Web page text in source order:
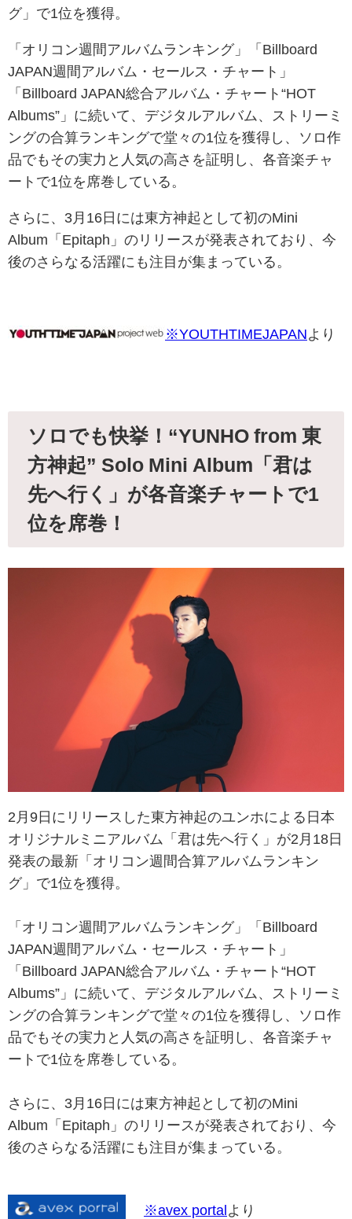
グ」で1位を獲得。
「オリコン週間アルバムランキング」「Billboard
JAPAN週間アルバム・セールス・チャート」
「Billboard JAPAN総合アルバム・チャート“HOT
Albums”」に続いて、デジタルアルバム、ストリーミ
ングの合算ランキングで堂々の1位を獲得し、ソロ作
品でもその実力と人気の高さを証明し、各音楽チャ
ートで1位を席巻している。
さらに、3月16日には東方神起として初のMini
Album「Epitaph」のリリースが発表されており、今
後のさらなる活躍にも注目が集まっている。
※YOUTHTIMEJAPAN より
ソロでも快挙！“YUNHO from 東
方神起” Solo Mini Album「君は
先へ行く」が各音楽チャートで1
位を席巻！
2月9日にリリースした東方神起のユンホによる日本
オリジナルミニアルバム「君は先へ行く」が2月18日
発表の最新「オリコン週間合算アルバムランキン
グ」で1位を獲得。
「オリコン週間アルバムランキング」「Billboard
JAPAN週間アルバム・セールス・チャート」
「Billboard JAPAN総合アルバム・チャート“HOT
Albums”」に続いて、デジタルアルバム、ストリーミ
ングの合算ランキングで堂々の1位を獲得し、ソロ作
品でもその実力と人気の高さを証明し、各音楽チャ
ートで1位を席巻している。
さらに、3月16日には東方神起として初のMini
Album「Epitaph」のリリースが発表されており、今
後のさらなる活躍にも注目が集まっている。
※avex portal より